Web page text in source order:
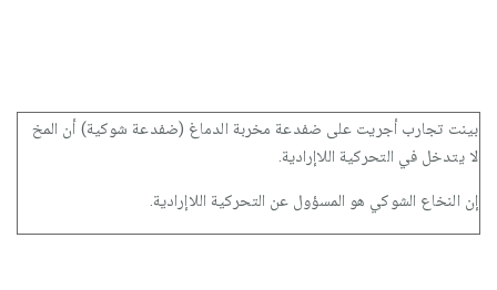
بينت تجارب أجريت على ضفدعة مخربة الدماغ (ضفدعة شوكية) أن المخ
لا يتدخل في التحركية اللاإرادية.
إن النخاع الشوكي هو المسؤول عن التحركية اللاإرادية.